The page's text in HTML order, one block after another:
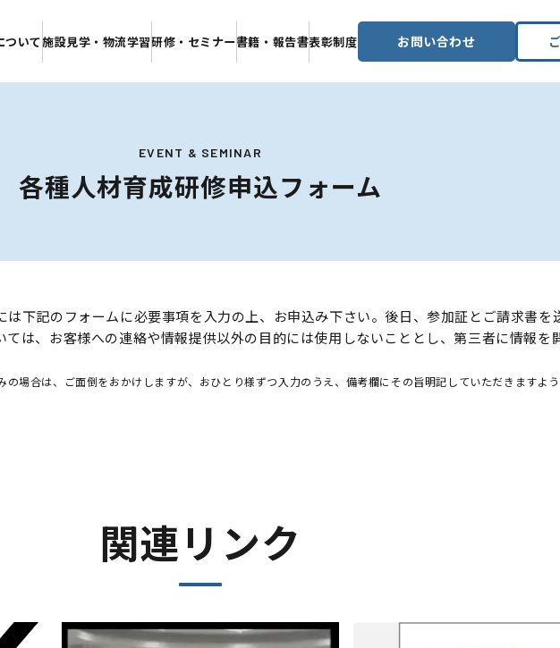
ついて施設見学・物流学習研修・セミナー書籍・報告書表彰制度 お問い合わせ
EVENT & SEMINAR
各種人材育成研修申込フォーム
下記のフォームに必要事項を入力の上、お申込み下さい。後日、参加証とご請求書を
は、お客様への連絡や情報提供以外の目的には使用しないこととし、第三者に情報を
場合は、ご面倒をおかけしますが、おひとり様ずつ入力のうえ、備考欄にその旨明記していただきますよ
関連リンク